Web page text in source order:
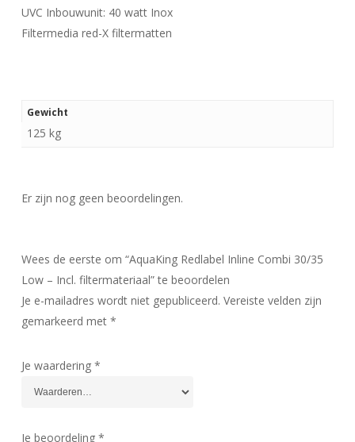
UVC Inbouwunit: 40 watt Inox
Filtermedia red-X filtermatten
Gewicht
125 kg
Er zijn nog geen beoordelingen.
Wees de eerste om “AquaKing Redlabel Inline Combi 30/35
Low – Incl. filtermateriaal” te beoordelen
Je e-mailadres wordt niet gepubliceerd. Vereiste velden zijn
gemarkeerd met *
Je waardering *
Je beoordeling *